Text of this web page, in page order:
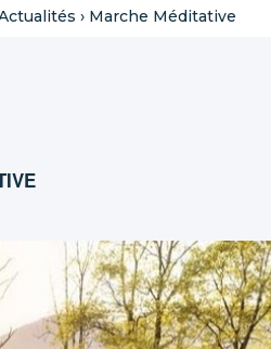
› Marche Méditative